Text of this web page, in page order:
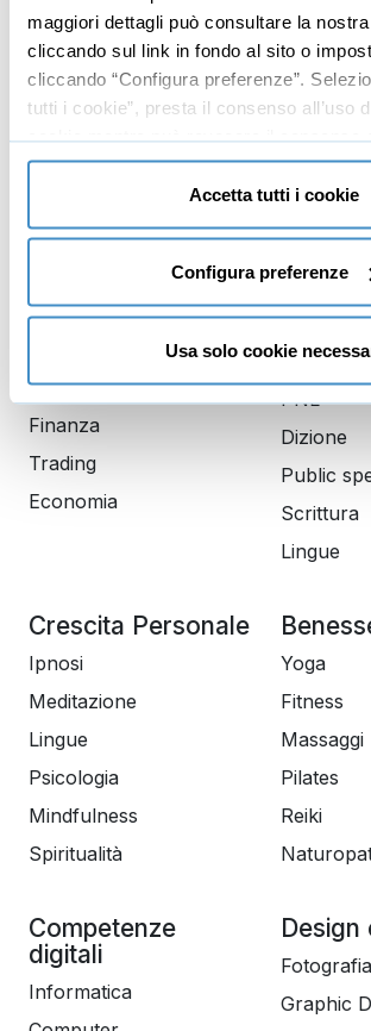
maggiori dettagli può consultare la
cliccando sul link in fondo al sito o
cliccando “Configura preferenze”.
tutti i cookie”, presta il consenso all’uso
cookie mentre può revocare il consenso
solo cookie necessari” e saranno attivati
tecnici necessari al correttoAccetta tutti i cookie
Configura preferenze
Usa solo cookie
Vendita
Branding
Leadership
Business management
Gestione aziendale
Google
Data
Educazione
Investimenti
Finanza
Trading
Economia
PNL
Dizione
Public
Scrittura
Lingue
Crescita Personale
Ipnosi
Meditazione
Lingue
Psicologia
Mindfulness
Spiritualità
Yoga
Fitness
Massaggi
Pilates
Reiki
Competenze
digitali
Informatica
Design
Fotografia
Graphic